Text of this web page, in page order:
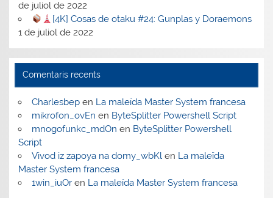
de juliol de 2022
[4K] Cosas de otaku #24: Gunplas y Doraemons
1 de juliol de 2022
Comentaris recents
Charlesbepen La maleïda Master System francesa
mikrofon_ovEn en ByteSplitter Powershell Script
mnogofunkc_mdOn en ByteSplitter Powershell
Script
Vivod iz zapoya na domy_wbKlen La maleïda
Master System francesa
1win_iuOren La maleïda Master System francesa